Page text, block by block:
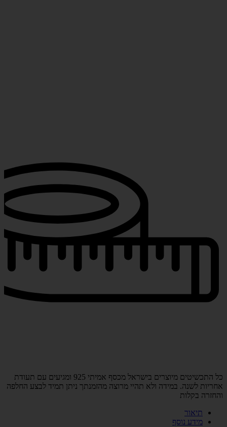
כל התכשיטים מיוצרים בישראל מכסף אמיתי 925 ומגיעים עם תעודת
אחריות לשנה. במידה ולא תהיי מרוצה מהזמנתך ניתן תמיד לבצע החלפה
והחזרה בקלות
תיאור
מידע נוסף